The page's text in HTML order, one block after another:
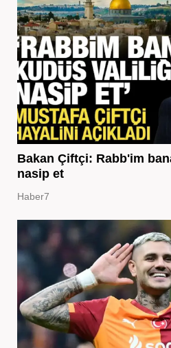
Bakan Çiftçi: Rabb'im
nasip et
Haber7